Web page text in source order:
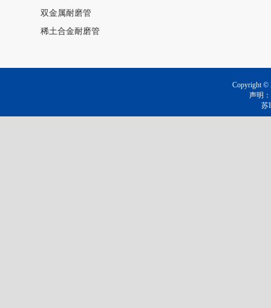
双金属耐磨管
稀土合金耐磨管
Copyright ©
声明
苏